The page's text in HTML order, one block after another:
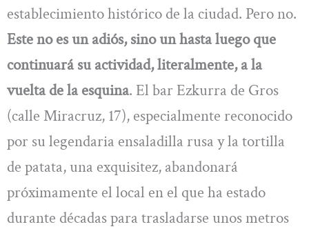
establecimiento histórico de la ciudad. Pero no.
Este no es un adiós, sino un hasta luego que
continuará su actividad, literalmente, a la
vuelta de la esquina. El bar Ezkurra de Gros
(calle Miracruz, 17), especialmente reconocido
por su legendaria ensaladilla rusa y la tortilla
de patata, una exquisitez, abandonará
próximamente el local en el que ha estado
durante décadas para trasladarse unos metros